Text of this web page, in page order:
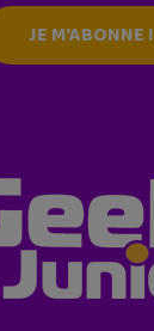
JE M'ABONNE !